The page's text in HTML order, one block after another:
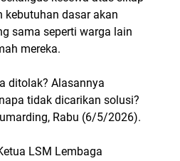
kebutuhan dasar akan
sama seperti warga lain
mereka.
ditolak? Alasannya
tidak dicarikan solusi?
Rabu (6/5/2026).
LSM Lembaga